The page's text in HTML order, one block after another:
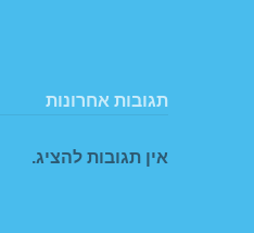
תגובות אחרונות
אין תגובות להציג.